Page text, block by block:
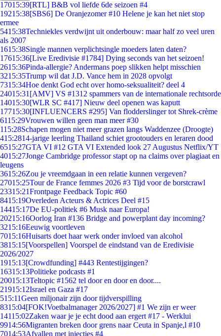
17015:39[RTL] B&B vol liefde 6de seizoen #4
19215:38[SBS6] De Oranjezomer #10 Helene je kan het niet stop
ermee
5415:38Techniekles verdwijnt uit onderbouw: maar half zo veel uren
als 2007
1615:38Single mannen verplichtsingle moeders laten daten?
17615:36[Live Eredivisie #1784] Dying seconds van het seizoen!
2615:36Pinda-allergie? Andermans poep slikken helpt misschien
3215:35Trump wil dat J.D. Vance hem in 2028 opvolgt
7315:34Hoe denkt God echt over homo-seksualiteit? deel 4
24015:31 [AMV] VS #1312 spammers van de internationale rechtsorde
14015:30[WLR SC #417] Nieuw deel openen was kaputt
17715:30[INFLUENCERS #295] Van flodderslinger tot Shrek-crème
6115:29Vrouwen willen geen man meer #30
115:28Schapen mogen niet meer grazen langs Waddenzee (Droogte)
415:2814-jarige leerling Thailand schiet grootouders en leraren dood
6515:27GTA VI #12 GTA VI Extended look 27 Augustus Netflix/YT
4015:27Jonge Cambridge professor stapt op na claims over plagiaat en
leugens
3615:26Zou je vreemdgaan in een relatie kunnen vergeven?
27015:25Tour de France femmes 2026 #3 Tijd voor de borstcrawl
23315:21Frontpage Feedback Topic #60
8415:19Overleden Acteurs & Actrices Deel #15
14415:17De EU-politiek #6 Musk naar Europa!
20215:16Oorlog Iran #136 Bridge and powerplant day incoming?
3215:16Eeuwig voortleven
7015:16Huisarts doet haar werk onder invloed van alcohol
3815:15[Voorspellen] Voorspel de eindstand van de Eredivisie
2026/2027
1915:13[Crowdfunding] #443 Rentestijgingen?
16315:13Politieke podcasts #1
20015:13Teltopic #1562 tel door en door en door....
21915:12Israel en Gaza #17
515:11Geen miljonair zijn door tijdverspilling
8315:04[FOK!Voetbalmanager 2026/2027] #1 We zijn er weer
14115:02Zaken waar je je echt dood aan ergert #17 - Werklui
9914:56Migranten breken door grens naar Ceuta in Spanje,l #10
7014:53Afvallen met injecties #4